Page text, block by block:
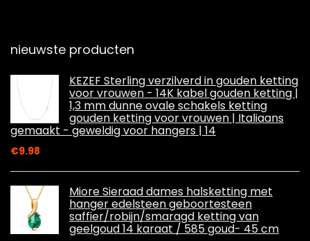
nieuwste producten
KEZEF Sterling verzilverd in gouden ketting
voor vrouwen - 14K kabel gouden ketting |
1,3 mm dunne ovale schakels ketting
gouden ketting voor vrouwen | Italiaans
gemaakt - geweldig voor hangers | 14
€9.98
Miore Sieraad dames halsketting met
hanger edelsteen geboortesteen
saffier/robijn/smaragd ketting van
geelgoud 14 karaat / 585 goud- 45 cm